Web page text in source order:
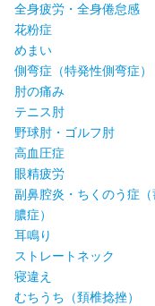
全身疲労・全身倦怠感
花粉症
めまい
側弯症（特発性側弯症）
肘の痛み
テニス肘
野球肘・ゴルフ肘
高血圧症
眼精疲労
副鼻腔炎・ちくのう症（
膿症）
耳鳴り
ストレートネック
寝違え
むちうち（頚椎捻挫）